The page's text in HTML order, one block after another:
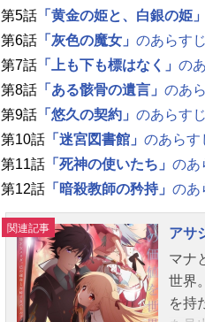
第5話 「黄金の姫と、白銀の姫」
第6話 「灰色の魔女」 のあらすじ
第7話 「上も下も標はなく」 の
第8話 「ある骸骨の遺言」 のあ
第9話 「悠久の契約」 のあらすじ
第10話 「迷宮図書館」 のあらす
第11話 「死神の使いたち」 のあ
第12話 「暗殺教師の矜持」 のあ
関連記事
アサ
マナ
世界
を持